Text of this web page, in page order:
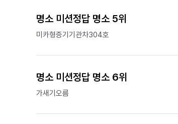
명소 미션정답 명소 5위
미카형증기기관차304호
명소 미션정답 명소 6위
가새기오름